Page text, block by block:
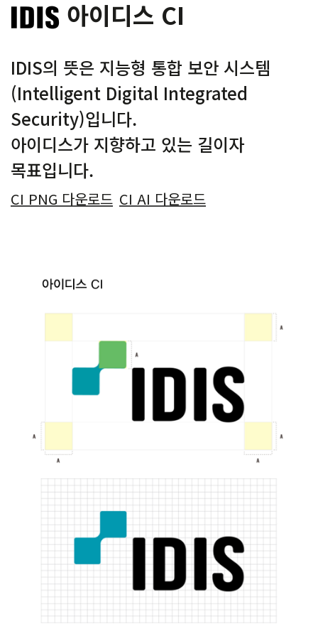
아이디스 CI
IDIS의 뜻은 지능형 통합 보안 시스템
(Intelligent Digital Integrated
Security)입니다.
아이디스가 지향하고 있는 길이자
목표입니다.
CI PNG 다운로드 CI AI 다운로드